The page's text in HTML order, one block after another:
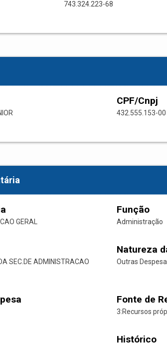
743.324.223-68
CPF/Cnpj
432.555.153-00
GERAL
Função
Administração
SEC.DE ADMINISTRACAO
Natureza
Outras
Fonte de
3:Recursos
Histórico